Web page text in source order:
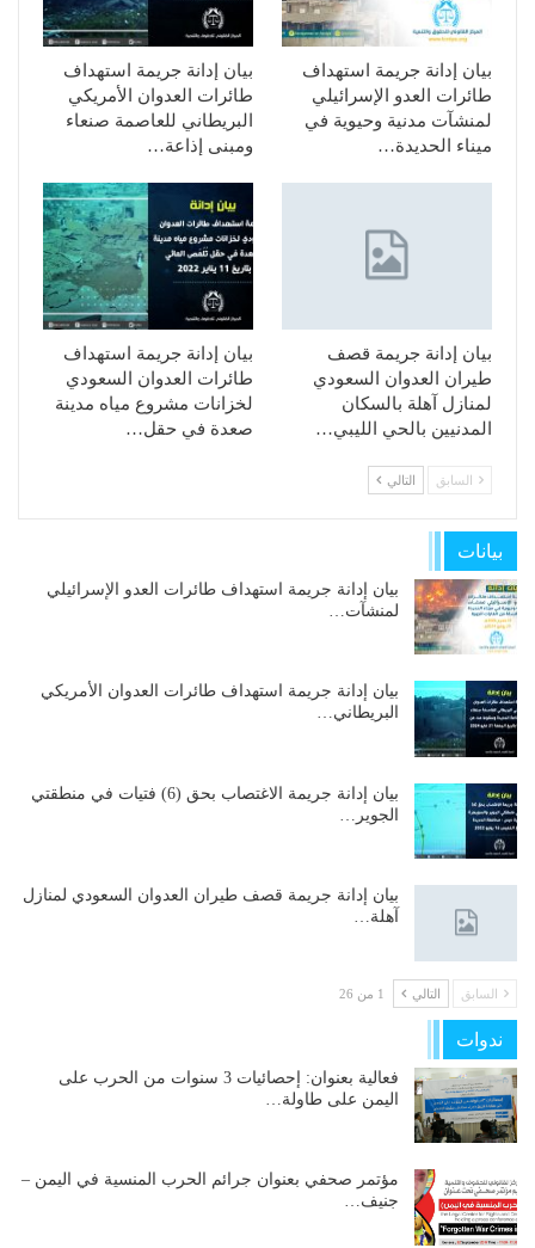
بيان إدانة جريمة استهداف
طائرات العدو الإسرائيلي
لمنشآت مدنية وحيوية في
ميناء الحديدة…
بيان إدانة جريمة استهداف
طائرات العدوان الأمريكي
البريطاني للعاصمة صنعاء
ومبنى إذاعة…
بيان إدانة جريمة قصف
طيران العدوان السعودي
لمنازل آهلة بالسكان
المدنيين بالحي الليبي…
بيان إدانة جريمة استهداف
طائرات العدوان السعودي
لخزانات مشروع مياه مدينة
صعدة في حقل…
السابق التالي
بيانات
بيان إدانة جريمة استهداف طائرات العدو الإسرائيلي
لمنشآت…
بيان إدانة جريمة استهداف طائرات العدوان الأمريكي
البريطاني…
بيان إدانة جريمة الاغتصاب بحق (6) فتيات في منطقتي
الجوير…
بيان إدانة جريمة قصف طيران العدوان السعودي لمنازل
آهلة…
السابق التالي 1 من 26
ندوات
فعالية بعنوان: إحصائيات 3 سنوات من الحرب على
اليمن على طاولة…
مؤتمر صحفي بعنوان جرائم الحرب المنسية في اليمن –
جنيف…